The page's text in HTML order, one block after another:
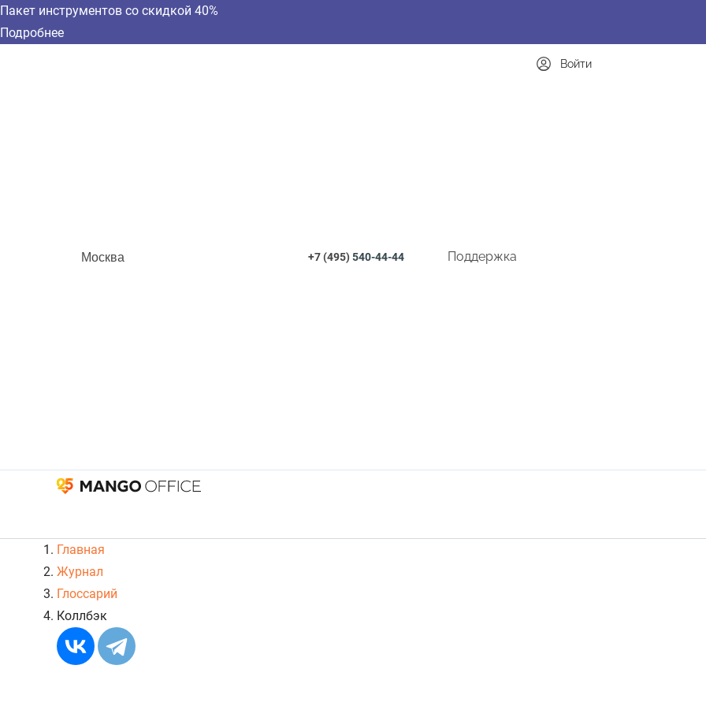
Пакет инструментов со скидкой 40%
Подробнее
Москва +7 (495)540-44-44 Поддержка
Войти
Главная
Журнал
Глоссарий
Коллбэк